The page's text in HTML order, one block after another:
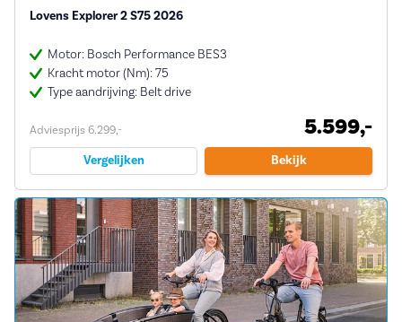
Lovens Explorer 2 S75 2026
Motor: Bosch Performance BES3
Kracht motor (Nm): 75
Type aandrijving: Belt drive
Adviesprijs 6.299,- 5.599,-
Vergelijken Bekijk